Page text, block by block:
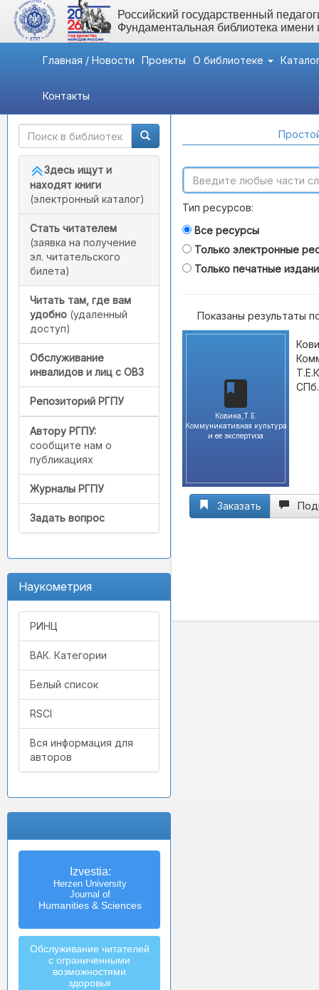
Российский государственный
Фундаментальная библиотека
Главная / Новости Проекты О библиотеке
Контакты
Быстрый доступ
Здесь ищут и
находят книги
(электронный каталог)
Стать читателем
(заявка на получение
эл. читательского
билета)
Читать там, где вам
удобно (удаленный
доступ)
Обслуживание
инвалидов и лиц с ОВЗ
Репозиторий РГПУ
Автору РГПУ:
сообщите нам о
публикациях
Журналы РГПУ
Задать вопрос
Наукометрия
РИНЦ
ВАК. Категории
Белый список
RSCI
Вся информация для
авторов
Izvestia:
Herzen University
Journal of
Humanities & Sciences
Обслуживание читателей
с ограниченными
возможностями
здоровья
Тип ресурсов:
Все ресурсы
Только электронные
Только печатные
Показаны результаты
Ковина,Т.Е.
Коммуникативная культура
и ее экспертиза
Заказать